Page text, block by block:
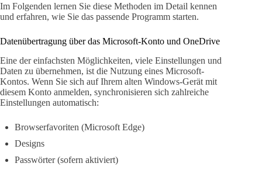
Im Folgenden lernen Sie diese Methoden im Detail kennen
und erfahren, wie Sie das passende Programm starten.
Datenübertragung über das Microsoft-Konto und OneDrive
Eine der einfachsten Möglichkeiten, viele Einstellungen und
Daten zu übernehmen, ist die Nutzung eines Microsoft-
Kontos. Wenn Sie sich auf Ihrem alten Windows-Gerät mit
diesem Konto anmelden, synchronisieren sich zahlreiche
Einstellungen automatisch:
Browserfavoriten (Microsoft Edge)
Designs
Passwörter (sofern aktiviert)